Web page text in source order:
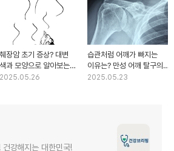
췌장암 초기 증상? 대변
색과 모양으로 알아보는
이상 신호
2025.05.26
습관처럼 어깨가 빠지는
이유는? 만성 어깨 탈구의
원인과 해결법
2025.05.23
강해지는 대한민국!